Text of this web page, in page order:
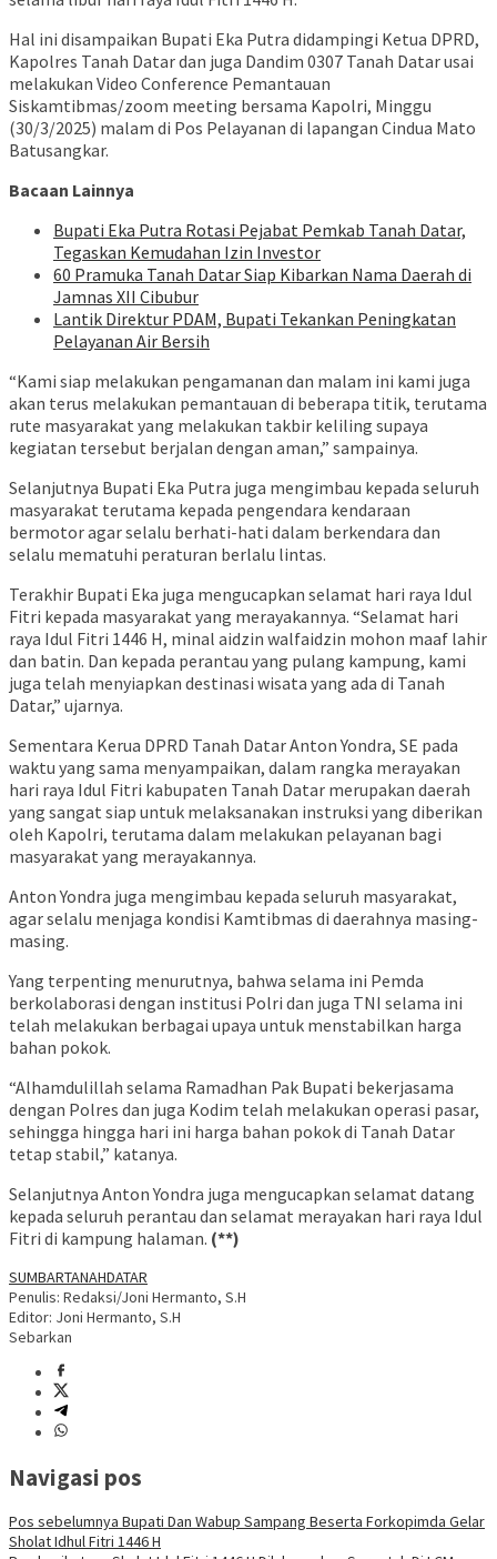
Hal ini disampaikan Bupati Eka Putra didampingi Ketua DPRD,
Kapolres Tanah Datar dan juga Dandim 0307 Tanah Datar usai
melakukan Video Conference Pemantauan
Siskamtibmas/zoom meeting bersama Kapolri, Minggu
(30/3/2025) malam di Pos Pelayanan di lapangan Cindua Mato
Batusangkar.
Bacaan Lainnya
Bupati Eka Putra Rotasi Pejabat Pemkab Tanah Datar,
Tegaskan Kemudahan Izin Investor
60 Pramuka Tanah Datar Siap Kibarkan Nama Daerah di
Jamnas XII Cibubur
Lantik Direktur PDAM, Bupati Tekankan Peningkatan
Pelayanan Air Bersih
“Kami siap melakukan pengamanan dan malam ini kami juga
akan terus melakukan pemantauan di beberapa titik, terutama
rute masyarakat yang melakukan takbir keliling supaya
kegiatan tersebut berjalan dengan aman,” sampainya.
Selanjutnya Bupati Eka Putra juga mengimbau kepada seluruh
masyarakat terutama kepada pengendara kendaraan
bermotor agar selalu berhati-hati dalam berkendara dan
selalu mematuhi peraturan berlalu lintas.
Terakhir Bupati Eka juga mengucapkan selamat hari raya Idul
Fitri kepada masyarakat yang merayakannya. “Selamat hari
raya Idul Fitri 1446 H, minal aidzin walfaidzin mohon maaf lahir
dan batin. Dan kepada perantau yang pulang kampung, kami
juga telah menyiapkan destinasi wisata yang ada di Tanah
Datar,” ujarnya.
Sementara Kerua DPRD Tanah Datar Anton Yondra, SE pada
waktu yang sama menyampaikan, dalam rangka merayakan
hari raya Idul Fitri kabupaten Tanah Datar merupakan daerah
yang sangat siap untuk melaksanakan instruksi yang diberikan
oleh Kapolri, terutama dalam melakukan pelayanan bagi
masyarakat yang merayakannya.
Anton Yondra juga mengimbau kepada seluruh masyarakat,
agar selalu menjaga kondisi Kamtibmas di daerahnya masing-
masing.
Yang terpenting menurutnya, bahwa selama ini Pemda
berkolaborasi dengan institusi Polri dan juga TNI selama ini
telah melakukan berbagai upaya untuk menstabilkan harga
bahan pokok.
“Alhamdulillah selama Ramadhan Pak Bupati bekerjasama
dengan Polres dan juga Kodim telah melakukan operasi pasar,
sehingga hingga hari ini harga bahan pokok di Tanah Datar
tetap stabil,” katanya.
Selanjutnya Anton Yondra juga mengucapkan selamat datang
kepada seluruh perantau dan selamat merayakan hari raya Idul
Fitri di kampung halaman. (**)
SUMBARTANAHDATAR
Penulis: Redaksi/Joni Hermanto, S.H
Editor: Joni Hermanto, S.H
Sebarkan
Navigasi pos
Pos sebelumnya Bupati Dan Wabup Sampang Beserta Forkopimda Gelar
Sholat Idhul Fitri 1446 H